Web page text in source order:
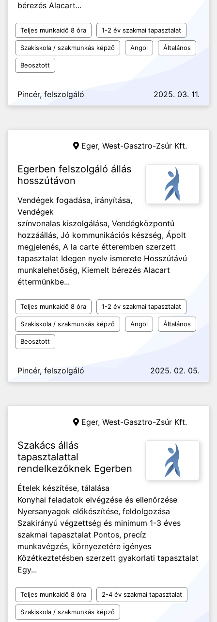
bérezés Alacart...
Teljes munkaidő 8 óra 1-2 év szakmai tapasztalat
Szakiskola / szakmunkás képző Angol Általános
Beosztott
Pincér, felszolgáló 2025. 03. 11.
Eger, West-Gasztro-Zsúr Kft.
Egerben felszolgáló állás
hosszútávon
Vendégek fogadása, irányítása,
Vendégek
színvonalas kiszolgálása, Vendégközpontú
hozzáállás, Jó kommunikációs készség, Ápolt
megjelenés, A la carte étteremben szerzett
tapasztalat Idegen nyelv ismerete Hosszútávú
munkalehetőség, Kiemelt bérezés Alacart
éttermünkbe...
Teljes munkaidő 8 óra 1-2 év szakmai tapasztalat
Szakiskola / szakmunkás képző Angol Általános
Beosztott
Pincér, felszolgáló 2025. 02. 05.
Eger, West-Gasztro-Zsúr Kft.
Szakács állás
tapasztalattal
rendelkezőknek Egerben
Ételek készítése, tálalása
Konyhai feladatok elvégzése és ellenőrzése
Nyersanyagok előkészítése, feldolgozása
Szakirányú végzettség és minimum 1-3 éves
szakmai tapasztalat Pontos, precíz
munkavégzés, környezetére igényes
Közétkeztetésben szerzett gyakorlati tapasztalat
Egy...
Teljes munkaidő 8 óra 2-4 év szakmai tapasztalat
Szakiskola / szakmunkás képző